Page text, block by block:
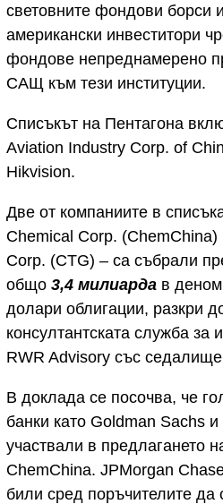
световните фондови борси
американски инвеститори
фондове непреднамерено
САЩ към тези институции.
Списъкът на Пентагона
Aviation Industry Corp. of
Hikvision.
Две от компаниите в
Chemical Corp.
Corp. (CTG) – са събрали
общо 3,4 милиарда в
долари облигации, разкри
консултантската служба за
RWR Advisory със
В доклада се посочва, че
банки като Goldman Sachs
участвали в предлагането
ChemChina. JPMorgan
били сред поръчителите да